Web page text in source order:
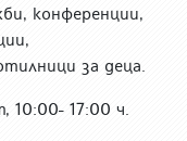
конференции,
за деца.
10:00- 17:00 ч.